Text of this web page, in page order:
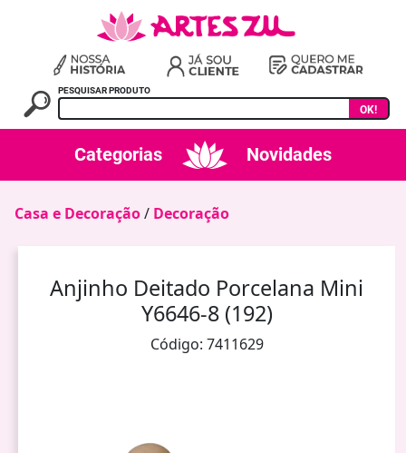
PESQUISAR PRODUTO
OK!
Categorias Novidades
Casa e Decoração/ Decoração
Anjinho Deitado Porcelana Mini
Y6646-8 (192)
Código: 7411629